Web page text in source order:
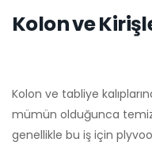
Kolon ve
Kolon ve tabliye
mümün olduğunca
genellikle bu iş için